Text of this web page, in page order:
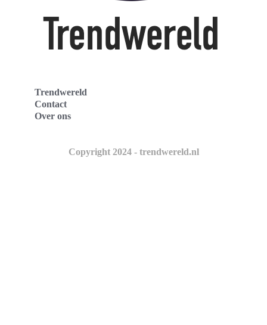
Trendwereld
Contact
Over ons
Copyright 2024 - trendwereld.nl